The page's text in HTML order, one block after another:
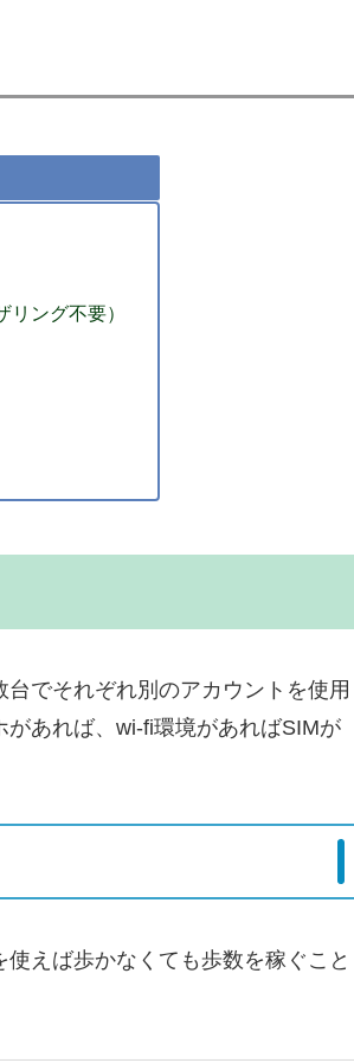
ング不要）
でそれぞれ別のアカウントを使用
があれば、wi-fi環境があればSIMが
えば歩かなくても歩数を稼ぐこと